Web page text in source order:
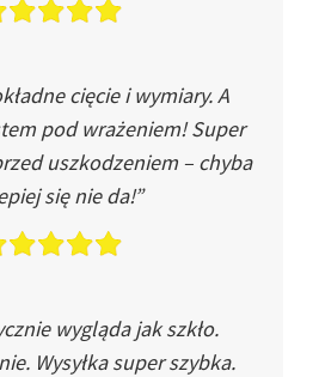
cięcie i wymiary. A
pod wrażeniem! Super
uszkodzeniem – chyba
się nie da!”
wygląda jak szkło.
Wysyłka super szybka.